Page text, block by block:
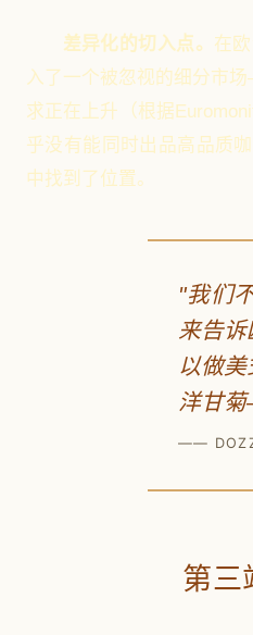
差异化的切入点。 在
入了一个被忽视的细分市
求正在上升（根据
乎没有能同时出品高品质
中找到了位置。
"我们
来告
以做
洋甘
——
第